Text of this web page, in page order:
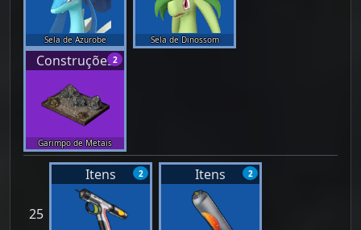
Sela de Azurobe
Sela de Dinossom
2
Construções
Garimpo de Metais
25
2
Itens 2
Itens